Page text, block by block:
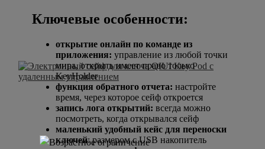
Ключевые особенности:
открытие онлайн по команде из
приложения: управление из любой точки
мира, открыть имеет право только
KeyHolder
функция обратного отчета: настройте
время, через которое сейф откроется
запись лога открытий: всегда можно
посмотреть, когда открывался сейф
маленький удобный кейс для переноски
ключей: размером с USB накопитель